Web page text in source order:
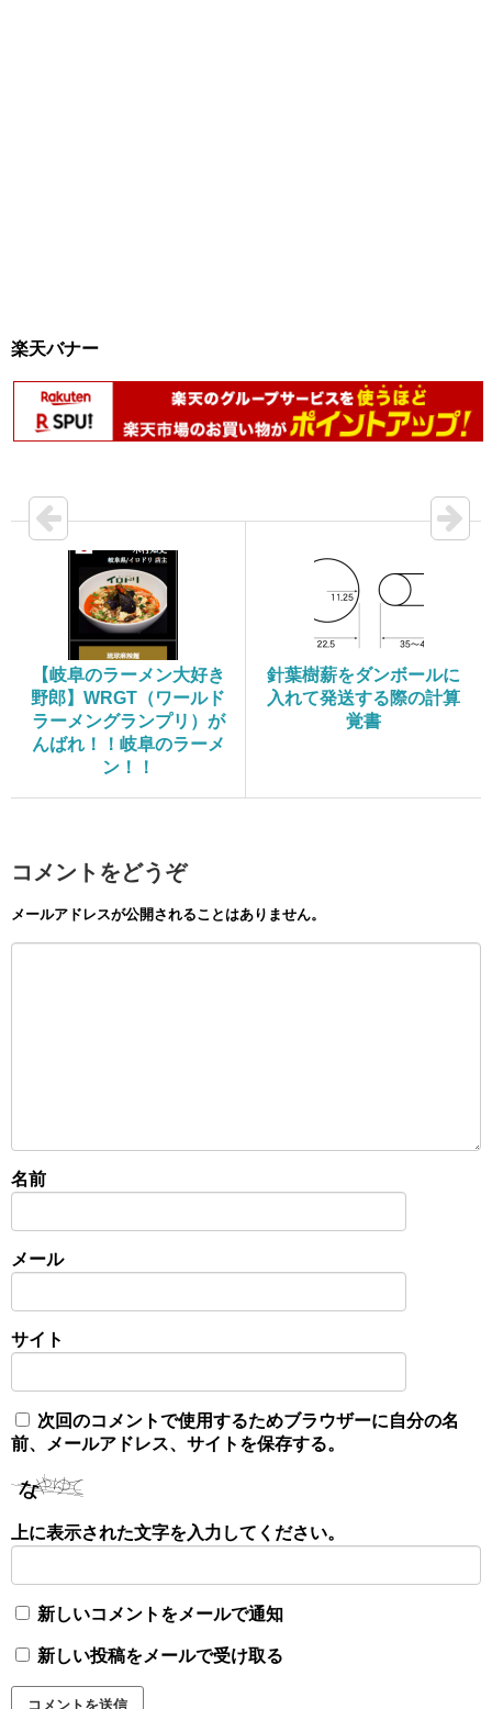
楽天バナー
【岐阜のラーメン大好き
野郎】WRGT（ワールド
ラーメングランプリ）が
んばれ！！岐阜のラーメ
ン！！
針葉樹薪をダンボールに
入れて発送する際の計算
覚書
コメントをどうぞ
メールアドレスが公開されることはありません。
名前
メール
サイト
次回のコメントで使用するためブラウザーに自分の名
前、メールアドレス、サイトを保存する。
上に表示された文字を入力してください。
新しいコメントをメールで通知
新しい投稿をメールで受け取る